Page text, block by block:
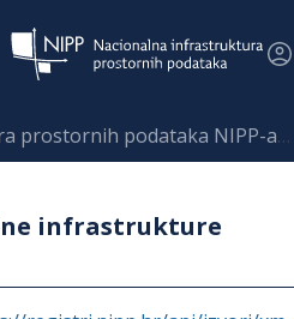
prostornih podataka NIPP-a
infrastrukture